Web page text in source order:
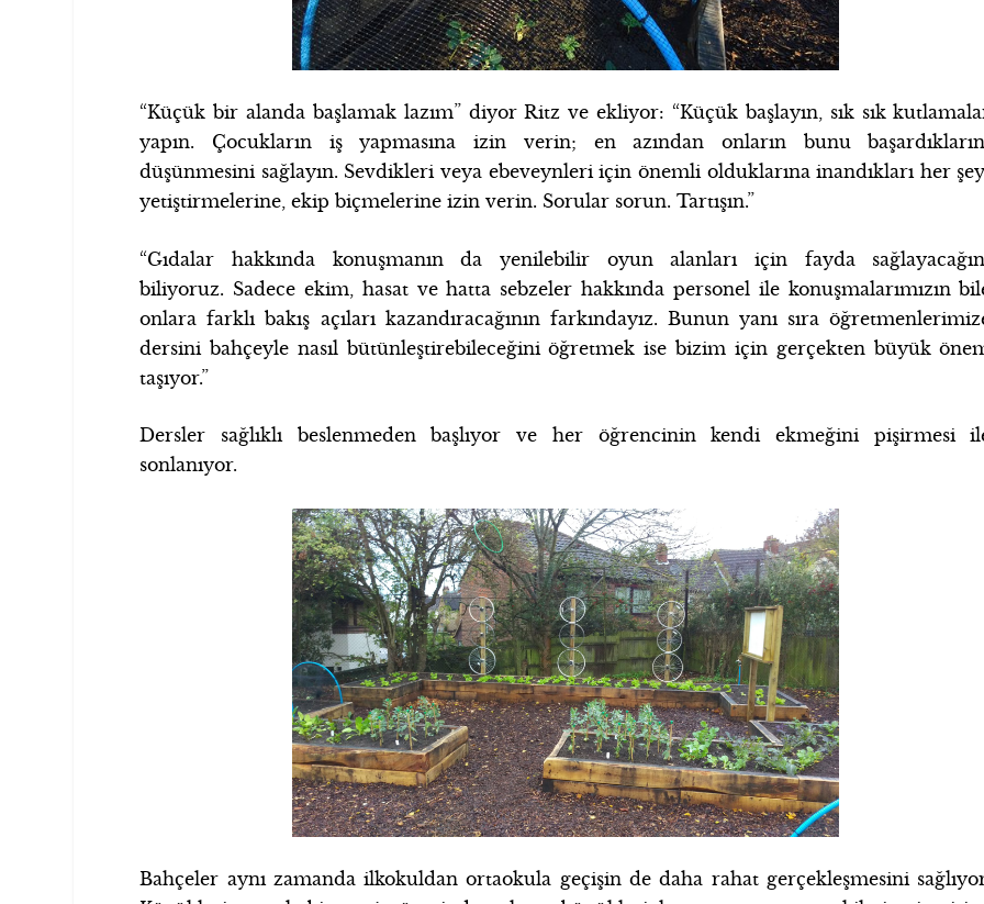
“Küçük bir alanda başlamak lazım” diyor Ritz ve ekliyor: “Küçük başlayın, sık sık
yapın. Çocukların iş yapmasına izin verin; en azından onların bunu
düşünmesini sağlayın. Sevdikleri veya ebeveynleri için önemli olduklarına inandıkları her
yetiştirmelerine, ekip biçmelerine izin verin. Sorular sorun. Tartışın.”
“Gıdalar hakkında konuşmanın da yenilebilir oyun alanları için fayda
biliyoruz. Sadece ekim, hasat ve hatta sebzeler hakkında personel ile konuşmalarımızın
onlara farklı bakış açıları kazandıracağının farkındayız. Bunun yanı sıra
dersini bahçeyle nasıl bütünleştirebileceğini öğretmek ise bizim için gerçekten büyük
taşıyor.”
Dersler sağlıklı beslenmeden başlıyor ve her öğrencinin kendi ekmeğini pişirmesi
sonlanıyor.
Bahçeler aynı zamanda ilkokuldan ortaokula geçişin de daha rahat gerçekleşmesini